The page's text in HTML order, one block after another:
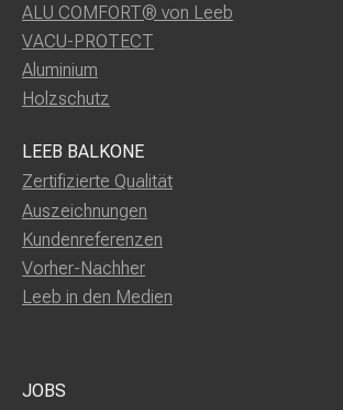
ALU COMFORT® von Leeb
VACU-PROTECT
Aluminium
Holzschutz
LEEB BALKONE
Zertifizierte Qualität
Auszeichnungen
Kundenreferenzen
Vorher-Nachher
Leeb in den Medien
JOBS